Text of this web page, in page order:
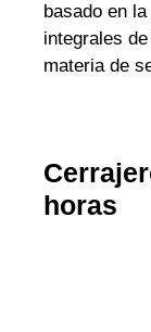
basado en
integrales
materia de
horas